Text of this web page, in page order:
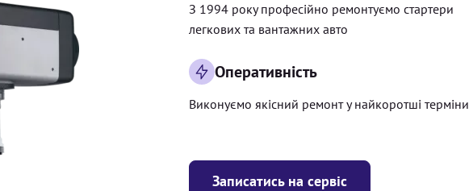
Записатись на сервіс
З 1994 року професійно ремонтуємо стартери
легкових та вантажних авто
Оперативність
Виконуємо якісний ремонт у найкоротші терміни